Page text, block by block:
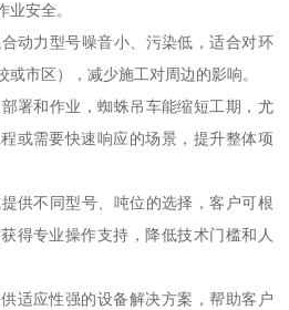
安全。
动力型号噪音小、污染低，适合对环
市区），减少施工对周边的影响。
署和作业，蜘蛛吊车能缩短工期，尤
或需要快速响应的场景，提升整体项
供不同型号、吨位的选择，客户可根
得专业操作支持，降低技术门槛和人
适应性强的设备解决方案，帮助客户